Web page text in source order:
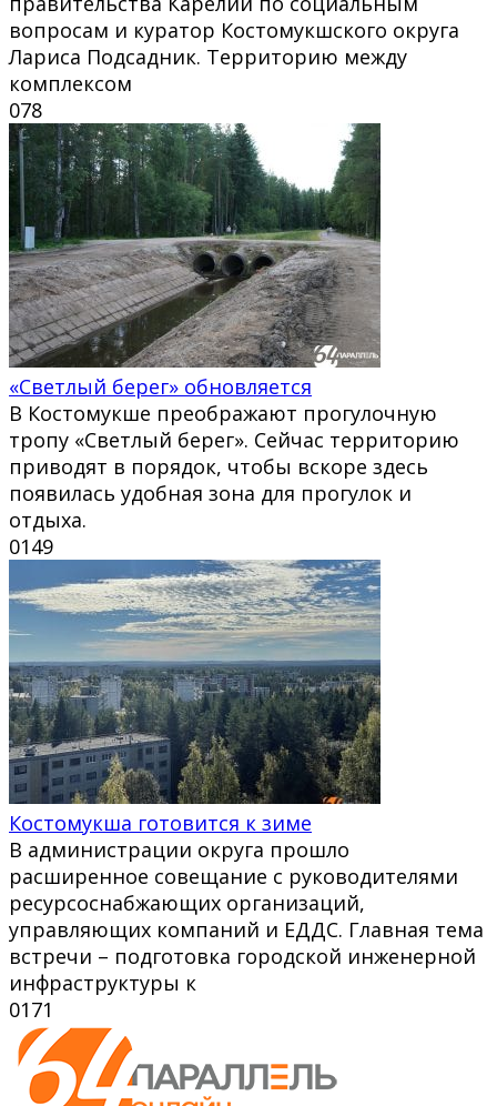
вопросам и куратор Костомукшского округа
Лариса Подсадник. Территорию между
комплексом
078
«Светлый берег» обновляется
В Костомукше преображают прогулочную
тропу «Светлый берег». Сейчас территорию
приводят в порядок, чтобы вскоре здесь
появилась удобная зона для прогулок и
отдыха.
0149
Костомукша готовится к зиме
В администрации округа прошло
расширенное совещание с руководителями
ресурсоснабжающих организаций,
управляющих компаний и ЕДДС. Главная тема
встречи – подготовка городской инженерной
инфраструктуры к
0171